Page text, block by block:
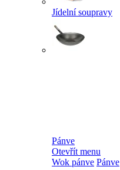
Jídelní soupravy
Pánve
Otevřít menu
Wok pánve Pánve